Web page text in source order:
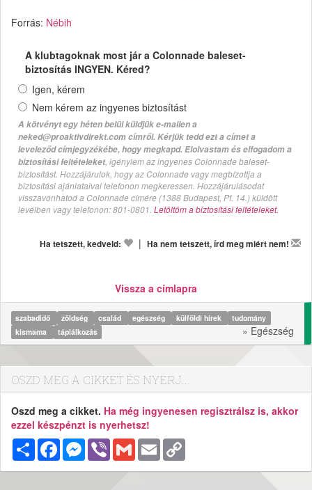
Forrás: Nébih
A klubtagoknak most jár a Colonnade baleset-
biztosítás INGYEN. Kéred?
Igen, kérem
Nem kérem az ingyenes biztosítást
A kötvényt egy héten belül küldjük e-mailen a
neked@proaktivdirekt.com címről. Kérjük tedd ezt a címet a
leveleződ címjegyzékébe, hogy megkapd. Elolvastam és elfogadom a
biztosítási feltételeket, igénylem az ingyenes Colonnade baleset-
biztosítást. Hozzájárulok, hogy az Colonnade vagy megbízottja a
biztosítási ajánlataival telefonon megkeressen. Hozzájárulásodat
visszavonhatod a Colonnade címére (1388 Budapest, Pf. 14.) küldött
levélben vagy telefonon: 801-0801. Letöltöm a biztosítási feltételeket.
Ha tetszett, kedveld: | Ha nem tetszett, írd meg miért nem!
Vissza a címlapra
szabadidő zöldség család egészség külföldi hírek
tudomány
kismama
táplálkozás » Egészség
OSZD MEG A CIKKET ÉS NYERJ...
Oszd meg a cikket. Ha még ingyenesen regisztrálsz is, akkor
ezzel készpénzt is nyerhetsz!
MegosztásFacebookMessenger
Viber Gmail Email